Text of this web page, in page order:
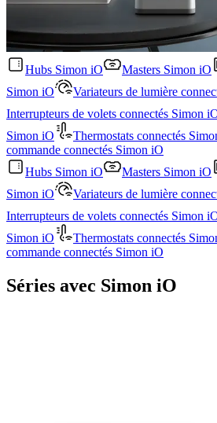
Hubs Simon iO Masters Simon iO
Simon iO
Variateurs de lumière
Interrupteurs de volets connectés Simon
Simon iO
Thermostats connectés
commande connectés Simon iO
Hubs Simon iO
Masters Simon iO
Simon iO
Variateurs de lumière
Interrupteurs de volets connectés Simon
Simon iO
Thermostats connectés
commande connectés Simon iO
Séries avec Simon iO